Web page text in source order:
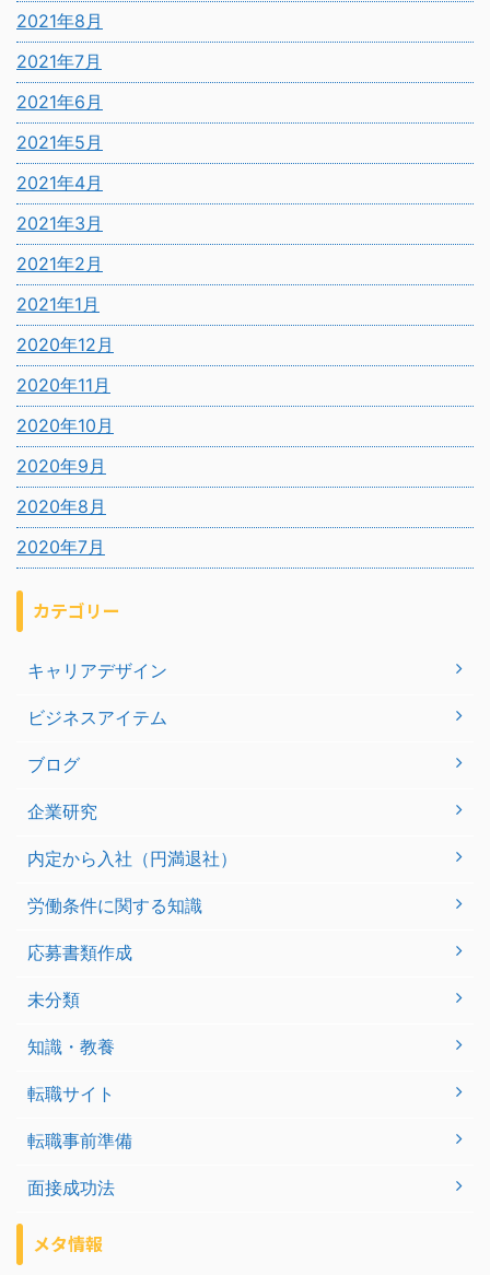
2021年8月
2021年7月
2021年6月
2021年5月
2021年4月
2021年3月
2021年2月
2021年1月
2020年12月
2020年11月
2020年10月
2020年9月
2020年8月
2020年7月
カテゴリー
キャリアデザイン
ビジネスアイテム
ブログ
企業研究
内定から入社（円満退社）
労働条件に関する知識
応募書類作成
未分類
知識・教養
転職サイト
転職事前準備
面接成功法
メタ情報